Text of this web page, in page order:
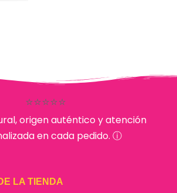
⭐⭐⭐⭐⭐
origen auténtico y atención
en cada pedido. ⓘ
LA TIENDA